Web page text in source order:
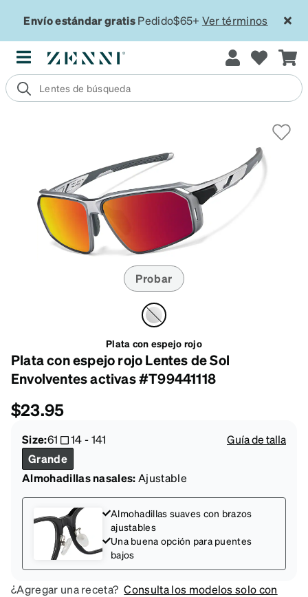
Envío estándar gratisPedido$65+ Ver términos
Probar
Plata con espejo rojo
Plata con espejo rojo Lentes de Sol
Envolventes activas #T99441118
$23.95
Size:61 14-141
Guía de talla
Grande
Almohadillas nasales:Ajustable
Almohadillas suaves con brazos
ajustables
Una buena opción para puentes
bajos
¿Agregar una receta? Consulta los modelos solo con